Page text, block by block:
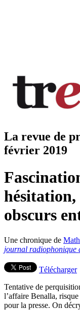
La revue de
février 2019
hésitation,
obscurs
Une chronique de
journal radiophonique
Télécharger
Tentative de
l’affaire Benalla,
pour la presse. On